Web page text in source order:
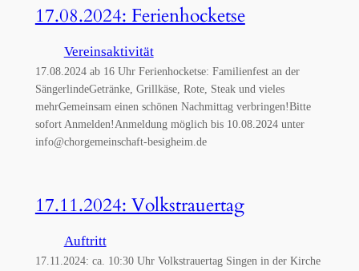
17.08.2024: Ferienhocketse
Vereinsaktivität
17.08.2024 ab 16 Uhr Ferienhocketse: Familienfest an der
SängerlindeGetränke, Grillkäse, Rote, Steak und vieles
mehrGemeinsam einen schönen Nachmittag verbringen!Bitte
sofort Anmelden!Anmeldung möglich bis 10.08.2024 unter
info@chorgemeinschaft-besigheim.de
17.11.2024: Volkstrauertag
Auftritt
17.11.2024: ca. 10:30 Uhr Volkstrauertag Singen in der Kirche